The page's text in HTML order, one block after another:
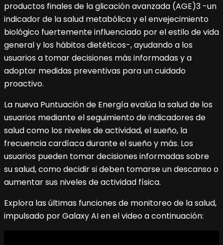
productos finales de la glicación avanzada (AGE)3 -un
indicador de la salud metabólica y el envejecimiento
biológico fuertemente influenciado por el estilo de vida
general y los hábitos dietéticos-, ayudando a los
usuarios a tomar decisiones más informadas y a
adoptar medidas preventivas para un cuidado
proactivo.
La nueva Puntuación de Energía evalúa la salud de los
usuarios mediante el seguimiento de indicadores de
salud como los niveles de actividad, el sueño, la
frecuencia cardíaca durante el sueño y más. Los
usuarios pueden tomar decisiones informadas sobre
su salud, como decidir si deben tomarse un descanso o
aumentar sus niveles de actividad física.
Explora las últimas funciones de monitoreo de la salud,
impulsado por Galaxy AI en el video a continuación: